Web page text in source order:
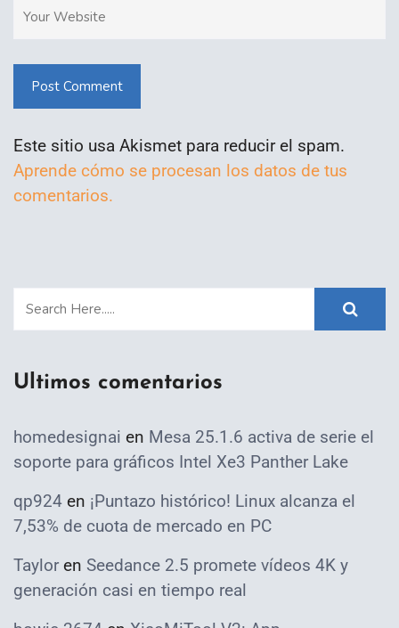
Post Comment
Este sitio usa Akismet para reducir el spam.
Aprende cómo se procesan los datos de tus
comentarios.
Ultimos comentarios
homedesignai en Mesa 25.1.6 activa de serie el
soporte para gráficos Intel Xe3 Panther Lake
qp924 en ¡Puntazo histórico! Linux alcanza el
7,53% de cuota de mercado en PC
Taylor en Seedance 2.5 promete vídeos 4K y
generación casi en tiempo real